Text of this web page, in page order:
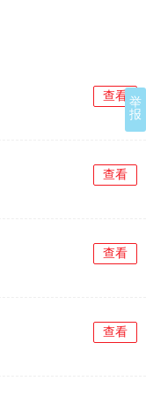
查看
查看
查看
查看
举
报